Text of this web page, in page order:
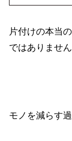
片付けの本当
ではありません
モノを減らす